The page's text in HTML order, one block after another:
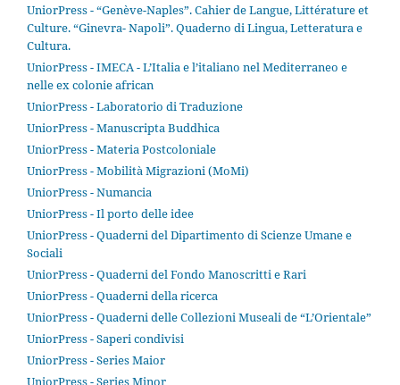
UniorPress - “Genève-Naples”. Cahier de Langue, Littérature et
Culture. “Ginevra- Napoli”. Quaderno di Lingua, Letteratura e
Cultura.
UniorPress - IMECA - L’Italia e l’italiano nel Mediterraneo e
nelle ex colonie african
UniorPress - Laboratorio di Traduzione
UniorPress - Manuscripta Buddhica
UniorPress - Materia Postcoloniale
UniorPress - Mobilità Migrazioni (MoMi)
UniorPress - Numancia
UniorPress - Il porto delle idee
UniorPress - Quaderni del Dipartimento di Scienze Umane e
Sociali
UniorPress - Quaderni del Fondo Manoscritti e Rari
UniorPress - Quaderni della ricerca
UniorPress - Quaderni delle Collezioni Museali de “L’Orientale”
UniorPress - Saperi condivisi
UniorPress - Series Maior
UniorPress - Series Minor